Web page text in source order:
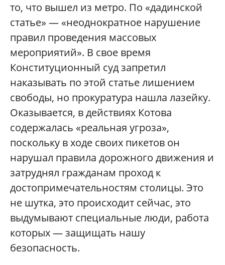
то, что вышел из метро. По «дадинской
статье» — «неоднократное нарушение
правил проведения массовых
мероприятий». В свое время
Конституционный суд запретил
наказывать по этой статье лишением
свободы, но прокуратура нашла лазейку.
Оказывается, в действиях Котова
содержалась «реальная угроза»,
поскольку в ходе своих пикетов он
нарушал правила дорожного движения и
затруднял гражданам проход к
достопримечательностям столицы. Это
не шутка, это происходит сейчас, это
выдумывают специальные люди, работа
которых — защищать нашу
безопасность.